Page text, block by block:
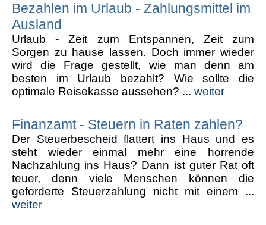
Bezahlen im Urlaub - Zahlungsmittel im
Ausland
Urlaub - Zeit zum Entspannen, Zeit zum
Sorgen zu hause lassen. Doch immer wieder
wird die Frage gestellt, wie man denn am
besten im Urlaub bezahlt? Wie sollte die
optimale Reisekasse aussehen? ... weiter
Finanzamt - Steuern in Raten zahlen?
Der Steuerbescheid flattert ins Haus und es
steht wieder einmal mehr eine horrende
Nachzahlung ins Haus? Dann ist guter Rat oft
teuer, denn viele Menschen können die
geforderte Steuerzahlung nicht mit einem ...
weiter